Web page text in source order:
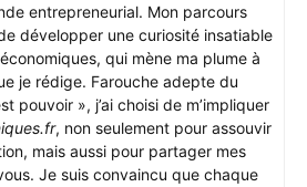
entrepreneurial. Mon parcours
développer une curiosité insatiable
qui mène ma plume à
je rédige. Farouche adepte du
pouvoir », j’ai choisi de m’impliquer
, non seulement pour assouvir
mais aussi pour partager mes
Je suis convaincu que chaque